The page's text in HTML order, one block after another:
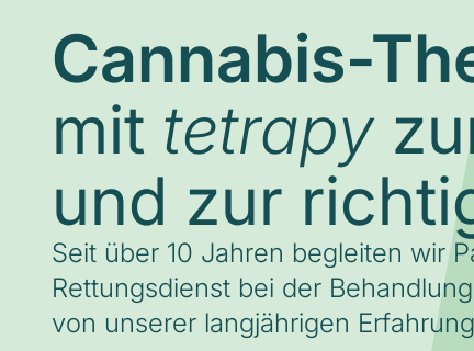
Cannabis-
mit tetrapy
und zur
Seit über 10 Jahren begleiten wir
Rettungsdienst bei der
von unserer langjährigen